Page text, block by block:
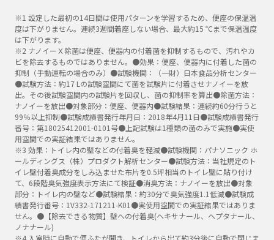
※1 設定した最初の14日間は使用パターンを学習するため、便座の保温温
度は下がりません。連続3週間着座しない場合、最大約15 ℃まで保温温度
は下がります。
※2 ナノイーＸ除菌は便座、便器内の付着菌を抑制するもので、汚れやカ
ビを除去するものではありません。●効果：便座、便器内に付着した菌の
抑制（手動運転の場合のみ）●試験機関：（一財）日本食品分析センター
●試験方法：約17 Lの試験空間にて菌を試験片に付着させナノイーを放
出。その後試験空間内の試験片を回収し、菌の抑制率を算出●除菌方法：
ナノイーを放出●対象部分：便座、便器内●試験結果：連続約60分行うと
99％以上抑制●試験成績書発行年月日：2018年4月11日●試験成績書発行
番号：第18025412001-0101号●上記試験は1種類の菌のみで実施●実使
用空間での実証結果ではありません。
※3 効果：トイレ内の壁などの付着臭を軽減●試験機関：パナソニック ホ
ールディングス（株）プロダクト解析センター●試験方法：当社規定のト
イレ壁付着臭成分をしみ込ませた布片を0.5坪相当のトイレ壁に貼り付け
て、6段階臭気強度表示方法にて検証●消臭方法：ナノイーを放出●対象
部分：トイレ内の壁など●試験結果：約30分で臭気強度1.1低減●試験成
績書発行番号：1V332-171211-K01●実使用空間での実証結果ではありま
せん。●【除去できる物質】壁への付着臭(ヘキサナール、ヘプタナール、
ノナナール)
※4 入室時に自動で便ふたが開き、トイレから出て約3分後に自動で閉じま